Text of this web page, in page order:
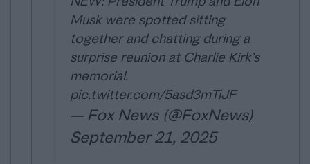
Musk were spotted sitting
together and chatting during a
surprise reunion at Charlie Kirk’s
memorial.
pic.twitter.com/5asd3mTiJF
— Fox News (@FoxNews)
September 21, 2025